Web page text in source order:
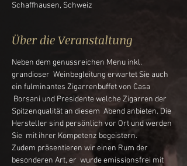
Schaffhausen, Schweiz
Über die Veranstaltung
Neben dem genussreichen Menu inkl.
grandioser  Weinbegleitung erwartet Sie auch
ein fulminantes Zigarrenbuffet von Casa
Borsani und Presidente welche Zigarren der
Spitzenqualität an diesem  Abend anbieten. Die
Hersteller sind persönlich vor Ort und werden
Sie  mit ihrer Kompetenz begeistern.
Zudem präsentieren wir einen Rum der
besonderen Art, er  wurde emissionsfrei mit